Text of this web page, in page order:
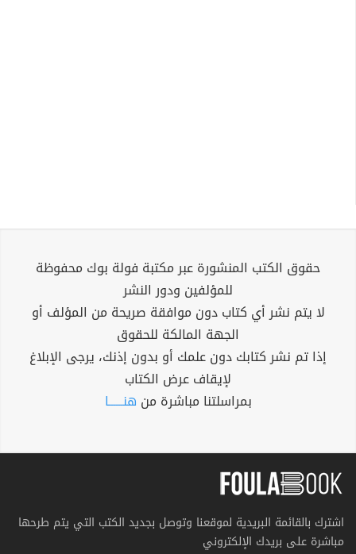
حقوق الكتب المنشورة عبر مكتبة فولة بوك محفوظة
للمؤلفين ودور النشر
لا يتم نشر أي كتاب دون موافقة صريحة من المؤلف أو
الجهة المالكة للحقوق
إذا تم نشر كتابك دون علمك أو بدون إذنك، يرجى الإبلاغ
لإيقاف عرض الكتاب
بمراسلتنا مباشرة من هنــــــا
اشترك بالقائمة البريدية لموقعنا وتوصل بجديد الكتب التي يتم طرحها
مباشرة على بريدك الإلكتروني